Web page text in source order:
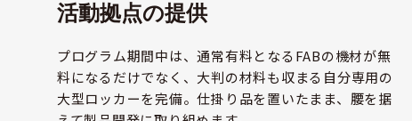
活動拠点の提供
プログラム期間中は、通常有料となるFABの機材が無
料になるだけでなく、大判の材料も収まる自分専用の
大型ロッカーを完備。仕掛り品を置いたまま、腰を据